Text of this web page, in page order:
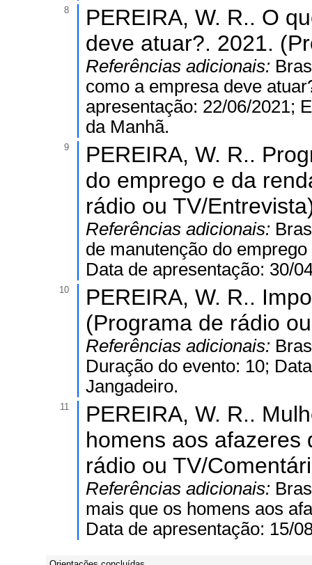
8
PEREIRA, W. R.. O
deve atuar?. 2021.
Referências adicionais:
como a empresa deve
apresentação: 22/06/2021;
da Manhã.
9
PEREIRA, W. R..
do emprego e da
rádio ou TV/
Referências adicionais:
de manutenção do
Data de apresentação: 30/
10
PEREIRA, W. R..
(Programa de rádio
Referências adicionais:
Duração do evento: 10;
Jangadeiro.
11
PEREIRA, W. R..
homens aos afazeres
rádio ou TV/
Referências adicionais:
mais que os homens aos
Data de apresentação: 15/